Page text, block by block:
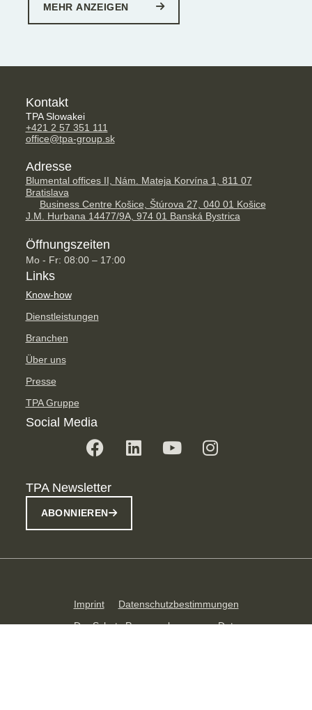
MEHR ANZEIGEN
Kontakt
TPA Slowakei
+421 2 57 351 111
office@tpa-group.sk
Adresse
Blumental offices II, Nám. Mateja Korvína 1, 811 07
Bratislava
Business Centre Košice, Štúrova 27, 040 01 Košice
J.M. Hurbana 14477/9A, 974 01 Banská Bystrica
Öffnungszeiten
Mo - Fr: 08:00 – 17:00
Links
Know-how
Dienstleistungen
Branchen
Über uns
Presse
TPA Gruppe
Social Media
TPA Newsletter
ABONNIEREN
Imprint
Datenschutzbestimmungen
Der Schutz Personenbezogener Date